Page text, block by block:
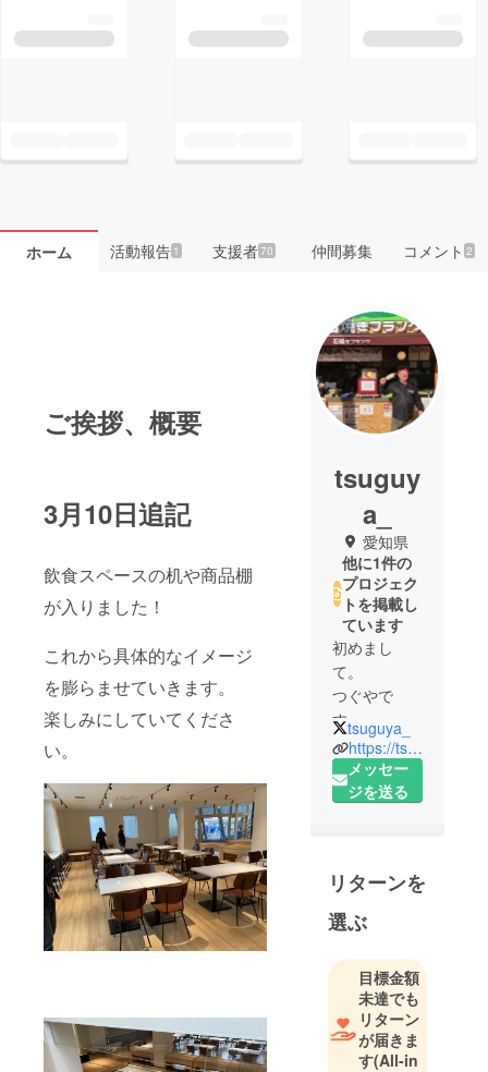
ホーム 活動報告1 支援者70 仲間募集 コメント2
ご挨拶、概要
3月10日追記
飲食スペースの机や商品棚
が入りました！
これから具体的なイメージ
を膨らませていきます。
楽しみにしていてくださ
い。
tsuguy
a_
愛知県
他に1件の
プロジェク
トを掲載し
ています
初めまし
て。
つぐやで
す。
地元を盛り
上げるべ
く、郷土料
手掛けてお
ります。
現在は道の
駅もっくる
新城にてテ
ナント出店
しておりま
す。
tsuguya_
https://tsuguya.com
メッセー
ジを送る
リターンを
選ぶ
目標金額
未達でも
リターン
が届きま
す(All-in